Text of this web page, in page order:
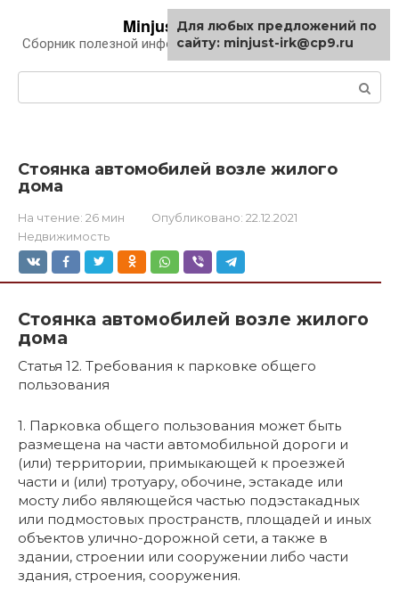
контенту
Minjust-irk.ru
Сборник полезной информации про автомобили
Стоянка автомобилей возле жилого
дома
На чтение: 26 мин Опубликовано: 22.12.2021
Недвижимость
Стоянка автомобилей возле жилого
дома
Статья 12. Требования к парковке общего
пользования
1. Парковка общего пользования может быть
размещена на части автомобильной дороги и
(или) территории, примыкающей к проезжей
части и (или) тротуару, обочине, эстакаде или
мосту либо являющейся частью подэстакадных
или подмостовых пространств, площадей и иных
объектов улично-дорожной сети, а также в
здании, строении или сооружении либо части
здания, строения, сооружения.
Для любых предложений по
сайту: minjust-irk@cp9.ru